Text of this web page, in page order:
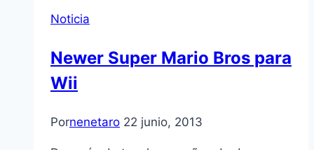
Noticia
Newer Super Mario Bros para
Wii
Pornenetaro 22 junio, 2013